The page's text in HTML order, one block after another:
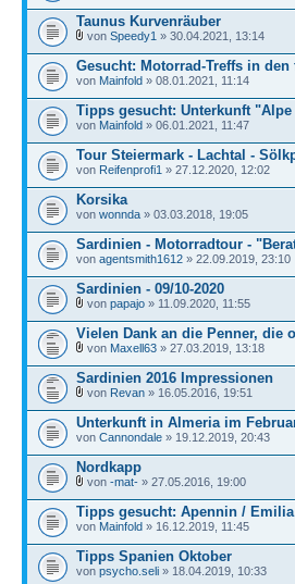
Taunus Kurvenräuber
von Speedy1 » 30.04.2021, 13:14
Gesucht: Motorrad-Treffs in den
von Mainfold » 08.01.2021, 11:14
Tipps gesucht: Unterkunft "Alpe
von Mainfold » 06.01.2021, 11:47
Tour Steiermark - Lachtal -
von Reifenprofi1 » 27.12.2020, 12:02
Korsika
von wonnda » 03.03.2018, 19:05
Sardinien - Motorradtour -
von agentsmith1612 » 22.09.2019, 23:10
Sardinien - 09/10-2020
von papajo » 11.09.2020, 11:55
Vielen Dank an die Penner, die
von Maxell63 » 27.03.2019, 13:18
Sardinien 2016 Impressionen
von Revan » 16.05.2016, 19:51
Unterkunft in Almeria im
von Cannondale » 19.12.2019, 20:43
Nordkapp
von -mat- » 27.05.2016, 19:00
Tipps gesucht: Apennin /
von Mainfold » 16.12.2019, 11:45
Tipps Spanien Oktober
von psycho.seli » 18.04.2019, 10:33